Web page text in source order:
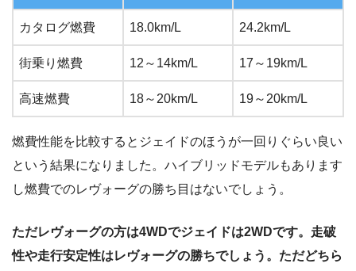
カタログ燃費 18.0km/L 24.2km/L
街乗り燃費 12～14km/L 17～19km/L
高速燃費 18～20km/L 19～20km/L
燃費性能を比較するとジェイドのほうが一回りぐらい良い
という結果になりました。ハイブリッドモデルもあります
し燃費でのレヴォーグの勝ち目はないでしょう。
ただレヴォーグの方は4WDでジェイドは2WDです。走破
性や走行安定性はレヴォーグの勝ちでしょう。ただどちら